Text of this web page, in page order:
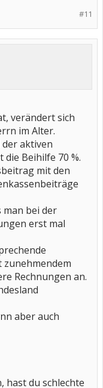
#11
verändert sich
im Alter.
aktiven
Beihilfe 70 %.
mit den
man bei der
erst mal
zunehmendem
Rechnungen an.
aber auch
hast du schlechte